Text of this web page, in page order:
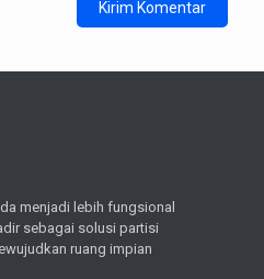
menjadi lebih fungsional
sebagai solusi partisi
ruang impian